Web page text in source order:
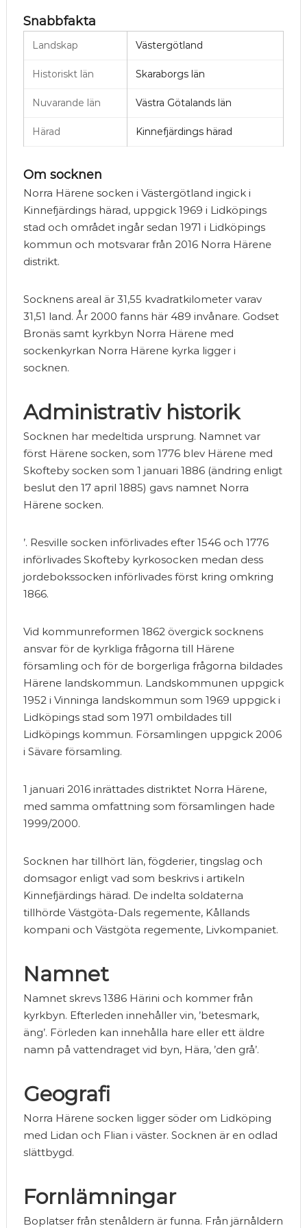
Snabbfakta
Landskap Västergötland
Historiskt län Skaraborgs län
Nuvarande län Västra Götalands län
Härad Kinnefjärdings härad
Om socknen
Norra Härene socken i Västergötland ingick i
Kinnefjärdings härad, uppgick 1969 i Lidköpings
stad och området ingår sedan 1971 i Lidköpings
kommun och motsvarar från 2016 Norra Härene
distrikt.
Socknens areal är 31,55 kvadratkilometer varav
31,51 land. År 2000 fanns här 489 invånare. Godset
Bronäs samt kyrkbyn Norra Härene med
sockenkyrkan Norra Härene kyrka ligger i
socknen.
Administrativ historik
Socknen har medeltida ursprung. Namnet var
först Härene socken, som 1776 blev Härene med
Skofteby socken som 1 januari 1886 (ändring enligt
beslut den 17 april 1885) gavs namnet Norra
Härene socken.
’. Resville socken införlivades efter 1546 och 1776
införlivades Skofteby kyrkosocken medan dess
jordebokssocken införlivades först kring omkring
1866.
Vid kommunreformen 1862 övergick socknens
ansvar för de kyrkliga frågorna till Härene
församling och för de borgerliga frågorna bildades
Härene landskommun. Landskommunen uppgick
1952 i Vinninga landskommun som 1969 uppgick i
Lidköpings stad som 1971 ombildades till
Lidköpings kommun. Församlingen uppgick 2006
i Sävare församling.
1 januari 2016 inrättades distriktet Norra Härene,
med samma omfattning som församlingen hade
1999/2000.
Socknen har tillhört län, fögderier, tingslag och
domsagor enligt vad som beskrivs i artikeln
Kinnefjärdings härad. De indelta soldaterna
tillhörde Västgöta-Dals regemente, Kållands
kompani och Västgöta regemente, Livkompaniet.
Namnet
Namnet skrevs 1386 Härini och kommer från
kyrkbyn. Efterleden innehåller vin, ’betesmark,
äng’. Förleden kan innehålla hare eller ett äldre
namn på vattendraget vid byn, Hära, ’den grå’.
Geografi
Norra Härene socken ligger söder om Lidköping
med Lidan och Flian i väster. Socknen är en odlad
slättbygd.
Fornlämningar
Boplatser från stenåldern är funna. Från järnåldern